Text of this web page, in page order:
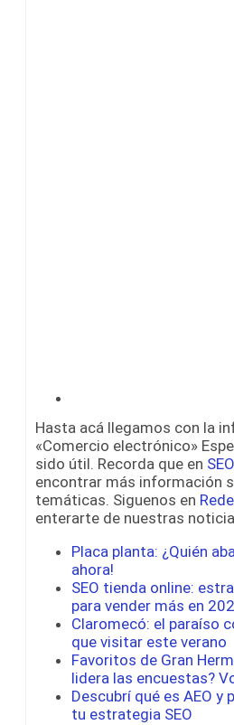
Hasta acá llegamos con la
«Comercio electrónico»
sido útil. Recorda que en
encontrar más información
temáticas. Siguenos en
enterarte de nuestras
Placa planta: ¿Quién
ahora!
SEO tienda online:
para vender más en
Claromecó: el paraíso
que visitar este verano
Favoritos de Gran
lidera las encuestas?
Descubrí qué es AEO
tu estrategia SEO